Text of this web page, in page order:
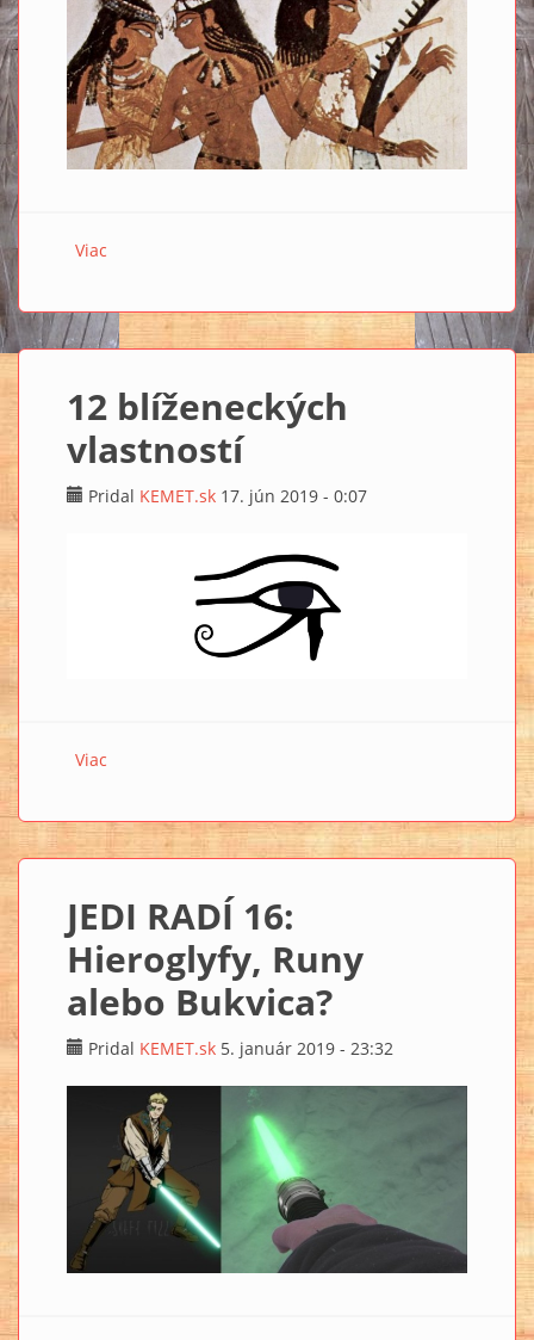
Viac
12 blíženeckých
vlastností
Pridal KEMET.sk 17. jún 2019 - 0:07
Viac
JEDI RADÍ 16:
Hieroglyfy, Runy
alebo Bukvica?
Pridal KEMET.sk 5. január 2019 - 23:32